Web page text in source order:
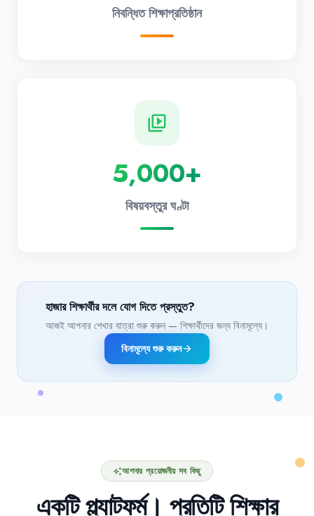
নিবন্ধিত শিক্ষাপ্রতিষ্ঠান
video_library
5,000+
বিষয়বস্তুর ঘণ্টা
হাজার শিক্ষার্থীর দলে যোগ দিতে প্রস্তুত?
আজই আপনার শেখার যাত্রা শুরু করুন — শিক্ষার্থীদের জন্য বিনামূল্যে।
বিনামূল্যে শুরু করুনarrow_forward
auto_awesomeআপনার প্রয়োজনীয় সব কিছু
একটি প্ল্যাটফর্ম। প্রতিটি শিক্ষার